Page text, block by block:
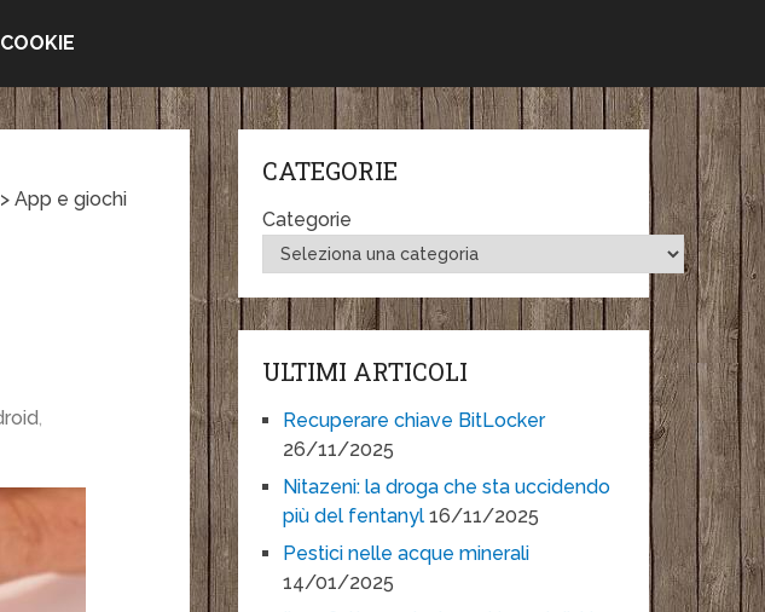
>App e giochi
,
CATEGORIE
Categorie
ULTIMI ARTICOLI
Recuperare chiave BitLocker
26/11/2025
Nitazeni: la droga che sta uccidendo
più del fentanyl 16/11/2025
Pestici nelle acque minerali
14/01/2025